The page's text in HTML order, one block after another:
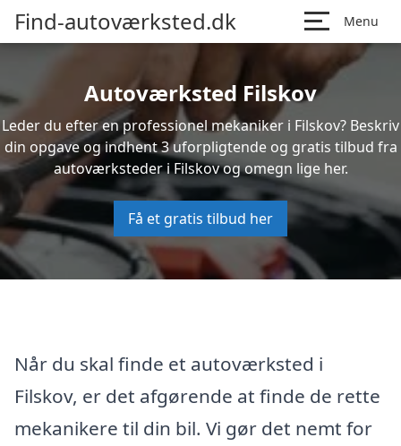
Find-autoværksted.dk Menu
Autoværksted Filskov
Leder du efter en professionel mekaniker i Filskov? Beskriv
din opgave og indhent 3 uforpligtende og gratis tilbud fra
autoværksteder i Filskov og omegn lige her.
Få et gratis tilbud her
Når du skal finde et autoværksted i
Filskov, er det afgørende at finde de rette
mekanikere til din bil. Vi gør det nemt for